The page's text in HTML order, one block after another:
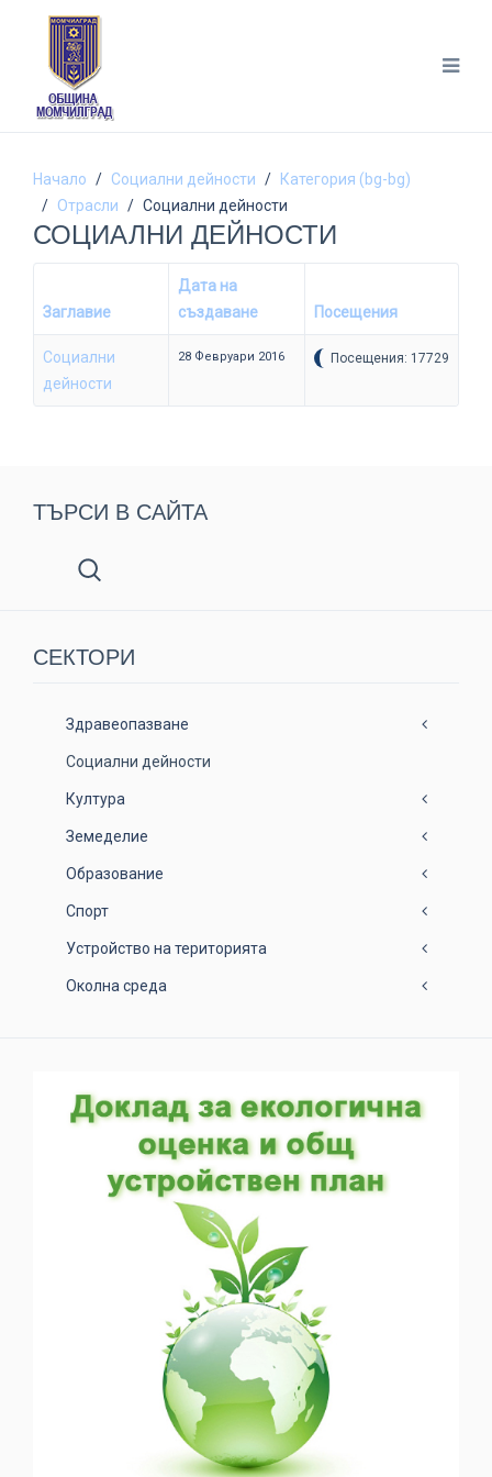
Начало Социални дейности
Категория (bg-bg)
Отрасли
Социални дейности
СОЦИАЛНИ ДЕЙНОСТИ
Заглавие
Дата на
създаване
Посещения
Социални
дейности
28 Февруари 2016 Посещения: 17729
ТЪРСИ В САЙТА
СЕКТОРИ
Здравеопазване
Социални дейности
Култура
Земеделие
Образование
Спорт
Устройство на територията
Околна среда